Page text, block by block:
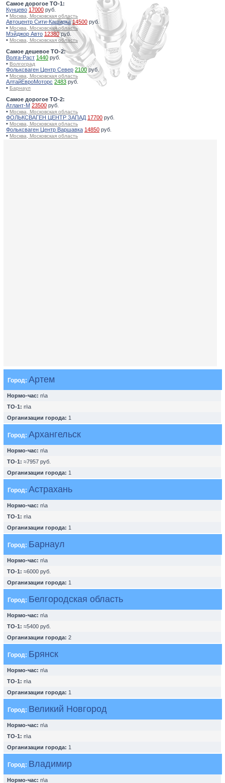
Самое дорогое ТО-1:
Кунцево 17000 руб.
• Москва, Московская область
Автоцентр Сити-Каширка 14500 руб.
• Москва, Московская область
Мэйджор Авто 12380руб.
• Москва, Московская область
Самое дешевое ТО-2:
Волга-Раст 1440 руб.
• Волгоград
Фольксваген Центр Север 2100руб.
• Москва, Московская область
АлтайЕвроМоторс 2483 руб.
• Барнаул
Самое дорогое ТО-2:
Атлант-М 23500 руб.
• Москва, Московская область
ФОЛЬКСВАГЕН ЦЕНТР ЗАПАД 17700 руб.
• Москва, Московская область
Фольксваген Центр Варшавка 14850 руб.
• Москва, Московская область
Город: Артем
Нормо-час: n\a
ТО-1: n\a
Организации города: 1
Город: Архангельск
Нормо-час: n\a
ТО-1: ≈7957 руб.
Организации города: 1
Город: Астрахань
Нормо-час: n\a
ТО-1: n\a
Организации города: 1
Город: Барнаул
Нормо-час: n\a
ТО-1: ≈6000 руб.
Организации города: 1
Город: Белгородская область
Нормо-час: n\a
ТО-1: ≈5400 руб.
Организации города: 2
Город: Брянск
Нормо-час: n\a
ТО-1: n\a
Организации города: 1
Город: Великий Новгород
Нормо-час: n\a
ТО-1: n\a
Организации города: 1
Город: Владимир
Нормо-час: n\a